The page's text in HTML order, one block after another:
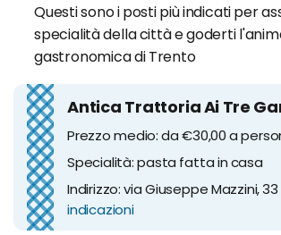
Questi sono i posti più indicati per
specialità della città e goderti
gastronomica di Trento
Antica Trattoria Ai Tre
Prezzo medio: da €30,00 a
Specialità: pasta fatta in casa
Indirizzo: via Giuseppe Mazzini,
indicazioni